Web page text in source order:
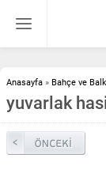
Anasayfa » Bahçe ve
yuvarlak